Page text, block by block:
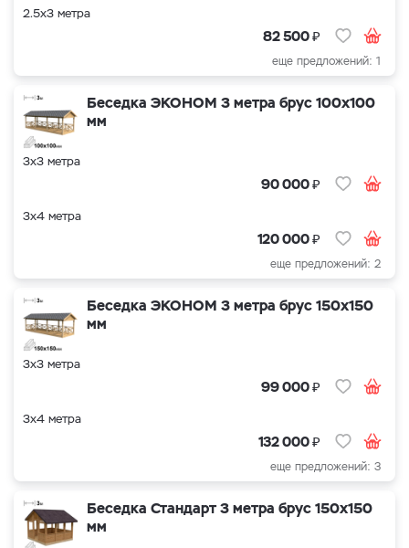
2.5х3 метра
82 500₽
еще предложений: 1
Беседка ЭКОНОМ 3 метра брус 100х100
мм
3х3 метра
90 000₽
3х4 метра
120 000₽
еще предложений: 2
Беседка ЭКОНОМ 3 метра брус 150х150
мм
3х3 метра
99 000₽
3х4 метра
132 000₽
еще предложений: 3
Беседка Стандарт 3 метра брус 150х150
мм